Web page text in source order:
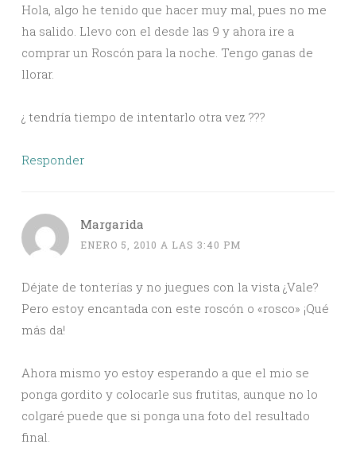
Hola, algo he tenido que hacer muy mal, pues no me
ha salido. Llevo con el desde las 9 y ahora ire a
comprar un Roscón para la noche. Tengo ganas de
llorar.
¿ tendría tiempo de intentarlo otra vez ???
Responder
Margarida
ENERO 5, 2010 A LAS 3:40 PM
Déjate de tonterías y no juegues con la vista ¿Vale?
Pero estoy encantada con este roscón o «rosco» ¡Qué
más da!
Ahora mismo yo estoy esperando a que el mio se
ponga gordito y colocarle sus frutitas, aunque no lo
colgaré puede que si ponga una foto del resultado
final.